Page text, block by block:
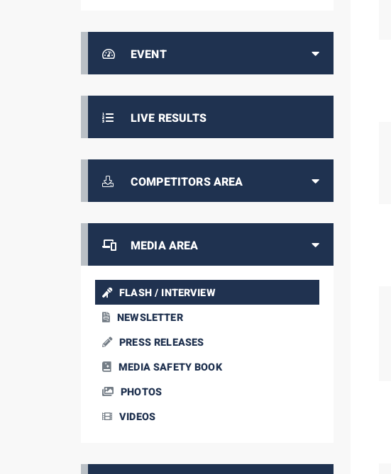
EVENT
LIVE RESULTS
COMPETITORS AREA
MEDIA AREA
FLASH / INTERVIEW
NEWSLETTER
PRESS RELEASES
MEDIA SAFETY BOOK
PHOTOS
VIDEOS